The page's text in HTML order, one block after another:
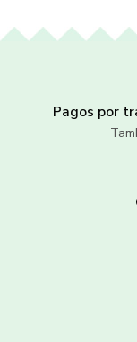
Pagos por